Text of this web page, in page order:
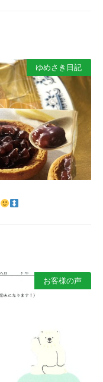
ゆめさき日記
お客様の声